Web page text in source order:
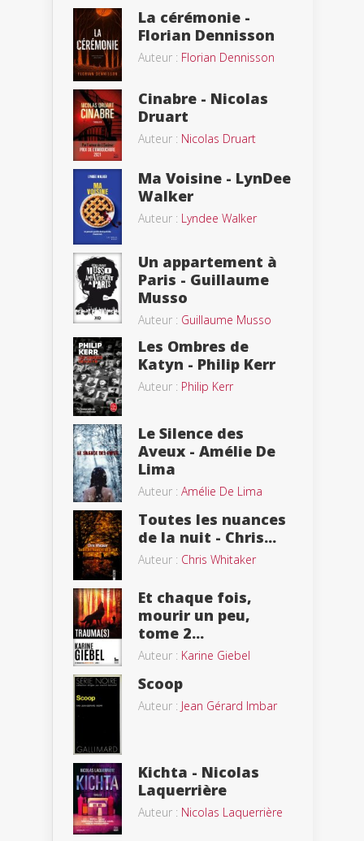
La cérémonie -
Florian Dennisson
Auteur : Florian Dennisson
Cinabre - Nicolas
Druart
Auteur : Nicolas Druart
Ma Voisine - LynDee
Walker
Auteur : Lyndee Walker
Un appartement à
Paris - Guillaume
Musso
Auteur : Guillaume Musso
Les Ombres de
Katyn - Philip Kerr
Auteur : Philip Kerr
Le Silence des
Aveux - Amélie De
Lima
Auteur : Amélie De Lima
Toutes les nuances
de la nuit - Chris...
Auteur : Chris Whitaker
Et chaque fois,
mourir un peu,
tome 2...
Auteur : Karine Giebel
Scoop
Auteur : Jean Gérard Imbar
Kichta - Nicolas
Laquerrière
Auteur : Nicolas Laquerrière